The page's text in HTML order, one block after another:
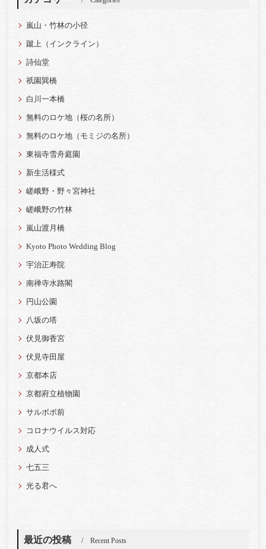
嵐山・竹林の小径
蹴上（インクライン）
詩仙堂
祇園巽橋
白川一本橋
無料のロケ地（桜の名所）
無料のロケ地（モミジの名所）
東福寺雪舟庭園
新生活様式
嵯峨野・野々宮神社
嵯峨野の竹林
嵐山渡月橋
Kyoto Photo Wedding Blog
宇治正寿院
南禅寺水路閣
円山公園
八坂の塔
伏見御香宮
伏見寺田屋
京都本店
京都府立植物園
サルボボ前
コロナウイルス対応
成人式
七五三
光る君へ
最近の投稿 Recent Posts